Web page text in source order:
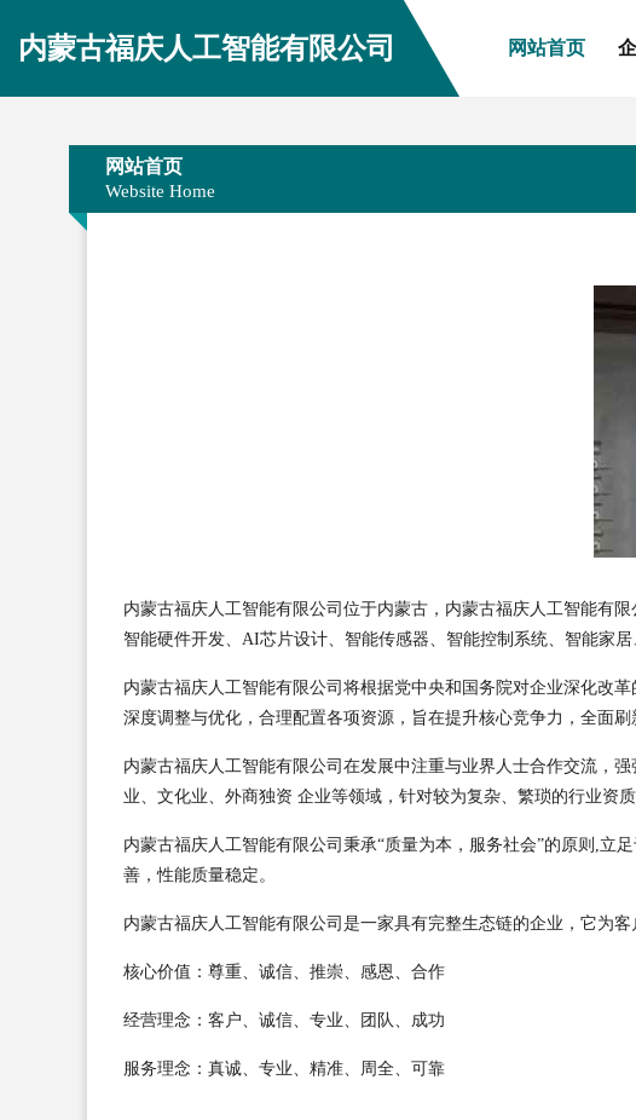
内蒙古福庆人工智能有限公司 网站首页
网站首页
Website Home
内蒙古福庆人工智能有限公司位于内蒙古，内蒙古福庆人工智能有
智能硬件开发、AI芯片设计、智能传感器、智能控制系统、智能家
内蒙古福庆人工智能有限公司将根据党中央和国务院对企业深化改
深度调整与优化，合理配置各项资源，旨在提升核心竞争力，全面
内蒙古福庆人工智能有限公司在发展中注重与业界人士合作交流，
业、文化业、外商独资 企业等领域，针对较为复杂、繁琐的行业资
内蒙古福庆人工智能有限公司秉承“质量为本，服务社会”的原则,立
善，性能质量稳定。
内蒙古福庆人工智能有限公司是一家具有完整生态链的企业，它为
核心价值：尊重、诚信、推崇、感恩、合作
经营理念：客户、诚信、专业、团队、成功
服务理念：真诚、专业、精准、周全、可靠